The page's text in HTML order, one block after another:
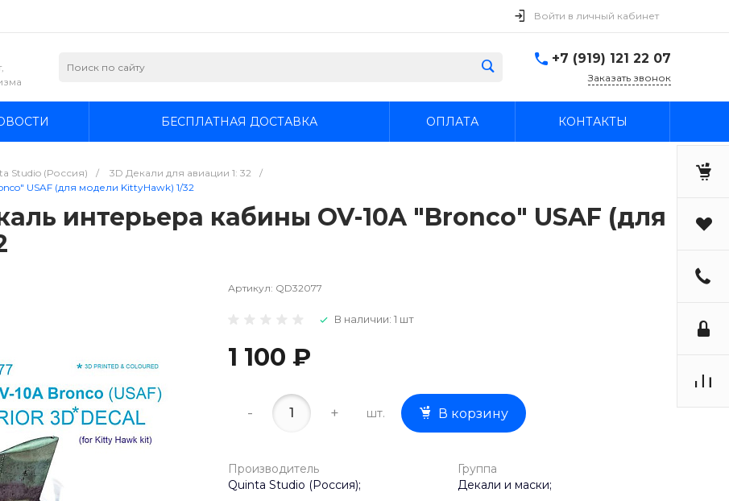
Войти в личный кабинет
+7 (919) 121 22 07
Заказать звонок
БЕСПЛАТНАЯ ДОСТАВКА ОПЛАТА КОНТАКТЫ
Studio (Россия) / 3D Декали для авиации 1: 32
/
USAF (для модели KittyHawk) 1/32
интерьера кабины OV-10A "Bronco" USAF (для
Артикул: QD32077
В наличии: 1 шт
1 100 ₽
- + шт. В корзину
Производитель
Quinta Studio (Россия);
Группа
Декали и маски;